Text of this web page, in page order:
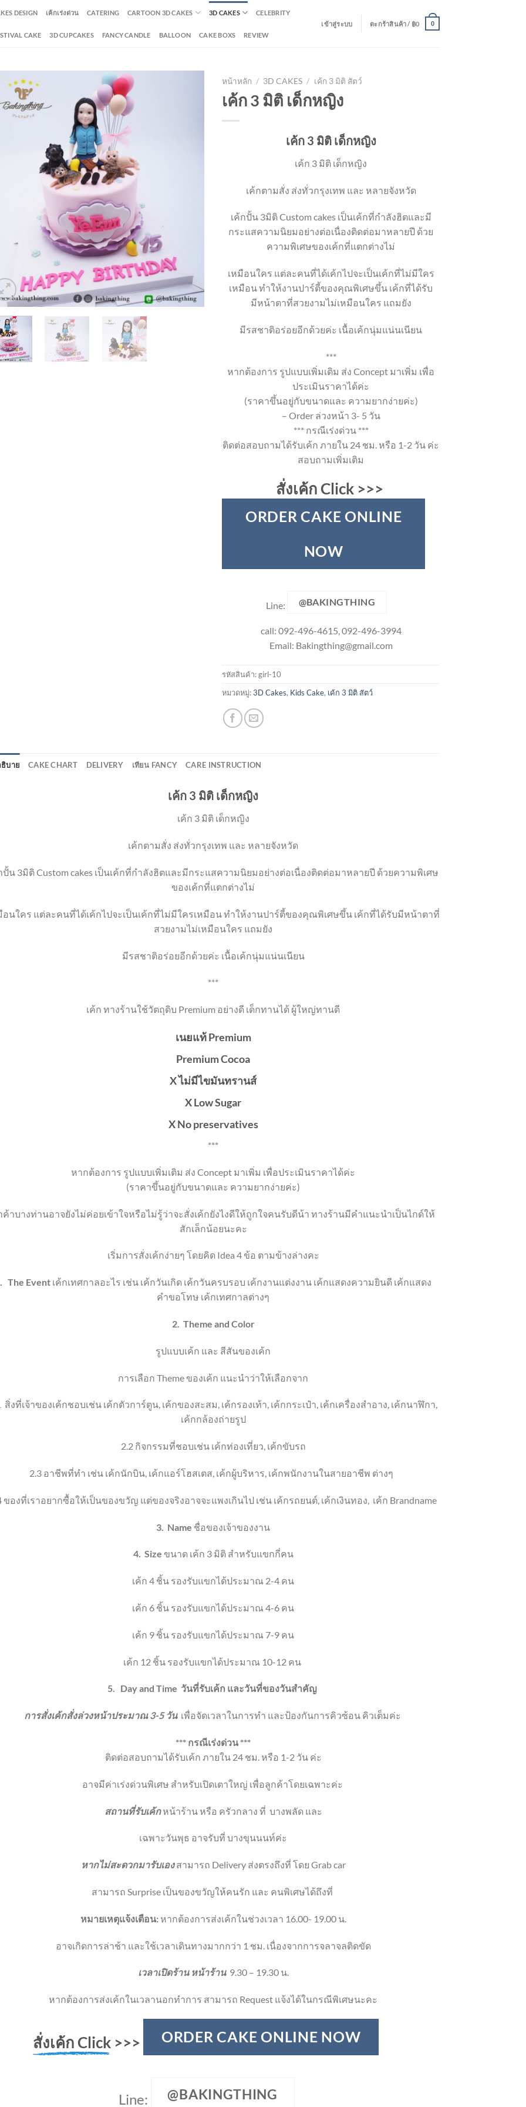
DESIGN เค้กเร่งด่วน CATERING CARTOON 3D CAKES 3D CAKES CELEBRITY
CAKE 3D CUPCAKES FANCY CANDLE BALLOON CAKE BOXS REVIEW
เข้าสู่ระบบ ตะกร้าสินค้า / ฿0 0
หน้าหลัก / 3D CAKES / เค้ก 3 มิติ สัตว์
เค้ก 3 มิติ เด็กหญิง
เค้ก 3 มิติ เด็กหญิง
เค้ก 3 มิติ เด็กหญิง
เค้กตามสั่ง ส่งทั่วกรุงเทพ และ หลายจังหวัด
เค้กปั้น 3มิติ Custom cakes เป็นเค้กที่กำลังฮิตและมี
กระแสความนิยมอย่างต่อเนื่องติดต่อมาหลายปี ด้วย
ความพิเศษของเค้กที่แตกต่างไม่
เหมือนใคร แต่ละคนที่ได้เค้กไปจะเป็นเค้กที่ไม่มีใคร
เหมือน ทำให้งานปาร์ตี้ของคุณพิเศษขึ้น เค้กที่ได้รับ
มีหน้าตาที่สวยงามไม่เหมือนใคร แถมยัง
มีรสชาติอร่อยอีกด้วยค่ะ เนื้อเค้กนุ่มแน่นเนียน
***
หากต้องการ รูปแบบเพิ่มเติม ส่ง Concept มาเพิ่ม เพื่อ
ประเมินราคาได้ค่ะ
(ราคาขึ้นอยู่กับขนาดและ ความยากง่ายค่ะ)
– Order ล่วงหน้า 3- 5 วัน
*** กรณีเร่งด่วน ***
ติดต่อสอบถามได้รับเค้ก ภายใน 24 ชม. หรือ 1-2 วัน ค่ะ
สอบถามเพิ่มเติม
สั่งเค้ก Click >>>
ORDER CAKE ONLINE
NOW
Line: @BAKINGTHING
call: 092-496-4615, 092-496-3994
Email: Bakingthing@gmail.com
รหัสสินค้า:girl-10
หมวดหมู่:3D Cakes, Kids Cake, เค้ก 3 มิติ สัตว์
บาย CAKE CHART DELIVERY เทียน FANCY CARE INSTRUCTION
เค้ก 3 มิติ เด็กหญิง
เค้ก 3 มิติ เด็กหญิง
เค้กตามสั่ง ส่งทั่วกรุงเทพ และ หลายจังหวัด
ปั้น 3มิติ Custom cakes เป็นเค้กที่กำลังฮิตและมีกระแสความนิยมอย่างต่อเนื่องติดต่อมาหลายปี ด้วยความพิเศษ
ของเค้กที่แตกต่างไม่
อนใคร แต่ละคนที่ได้เค้กไปจะเป็นเค้กที่ไม่มีใครเหมือน ทำให้งานปาร์ตี้ของคุณพิเศษขึ้น เค้กที่ได้รับมีหน้าตาที่
สวยงามไม่เหมือนใคร แถมยัง
มีรสชาติอร่อยอีกด้วยค่ะ เนื้อเค้กนุ่มแน่นเนียน
***
เค้ก ทางร้านใช้วัตถุดิบ Premium อย่างดี เด็กทานได้ ผู้ใหญ่ทานดี
เนยแท้ Premium
Premium Cocoa
X ไม่มีไขมันทรานส์
X Low Sugar
X No preservatives
***
หากต้องการ รูปแบบเพิ่มเติม ส่ง Concept มาเพิ่ม เพื่อประเมินราคาได้ค่ะ
(ราคาขึ้นอยู่กับขนาดและ ความยากง่ายค่ะ)
ค้าบางท่านอาจยังไม่ค่อยเข้าใจหรือไม่รู้ว่าจะสั่งเค้กยังไงดีให้ถูกใจคนรับดีน้า ทางร้านมีคำแนะนำเป็นไกด์ให้
สักเล็กน้อยนะคะ
เริ่มการสั่งเค้กง่ายๆ โดยคิด Idea 4 ข้อ ตามข้างล่างคะ
The Event เค้กเทศกาลอะไร เช่น เค้กวันเกิด เค้กวันครบรอบ เค้กงานแต่งงาน เค้กแสดงความยินดี เค้กแสดง
คำขอโทษ เค้กเทศกาลต่างๆ
2. Theme and Color
รูปแบบเค้ก และ สีสันของเค้ก
การเลือกTheme ของเค้ก แนะนำว่าให้เลือกจาก
สิ่งที่เจ้าของเค้กชอบเช่น เค้กตัวการ์ตูน, เค้กของสะสม, เค้กรองเท้า, เค้กกระเป๋า, เค้กเครื่องสำอาง, เค้กนาฬิกา,
เค้กกล้องถ่ายรูป
2.2 กิจกรรมที่ชอบเช่น เค้กท่องเที่ยว, เค้กขับรถ
2.3 อาชีพที่ทำ เช่น เค้กนักบิน, เค้กแอร์โฮสเตส, เค้กผู้บริหาร, เค้กพนักงานในสายอาชีพ ต่างๆ
ของที่เราอยากซื้อให้เป็นของขวัญ แต่ของจริงอาจจะแพงเกินไป เช่น เค้กรถยนต์, เค้กเงินทอง, เค้ก Brandname
3. Name ชื่อของเจ้าของงาน
4. Size ขนาด เค้ก 3 มิติสำหรับแขกกี่คน
เค้ก 4 ชิ้น รองรับแขกได้ประมาณ 2-4 คน
เค้ก 6 ชิ้น รองรับแขกได้ประมาณ 4-6 คน
เค้ก 9 ชิ้น รองรับแขกได้ประมาณ 7-9 คน
เค้ก 12 ชิ้น รองรับแขกได้ประมาณ 10-12 คน
5. Day and Time วันที่รับเค้ก และวันที่ของวันสำคัญ
การสั่งเค้กสั่งล่วงหน้าประมาณ 3-5 วัน เพื่อจัดเวลาในการทำ และป้องกันการคิวซ้อน คิวเต็มค่ะ
*** กรณีเร่งด่วน ***
ติดต่อสอบถามได้รับเค้ก ภายใน 24 ชม. หรือ 1-2 วัน ค่ะ
อาจมีค่าเร่งด่วนพิเศษ สำหรับเปิดเตาใหญ่ เพื่อลูกค้าโดยเฉพาะค่ะ
สถานที่รับเค้กหน้าร้าน หรือ ครัวกลาง ที่ บางพลัด และ
เฉพาะวันพุธ อาจรับที่ บางขุนนนท์ค่ะ
หากไม่สะดวกมารับเองสามารถ Delivery ส่งตรงถึงที่ โดย Grab car
สามารถ Surprise เป็นของขวัญให้คนรัก และ คนพิเศษได้ถึงที่
หมายเหตุแจ้งเตือน:หากต้องการส่งเค้กในช่วงเวลา 16.00- 19.00 น.
อาจเกิดการล่าช้า และใช้เวลาเดินทางมากกว่า 1 ชม. เนื่องจากการจลาจลติดขัด
เวลาเปิดร้าน หน้าร้าน 9.30 – 19.30 น.
หากต้องการส่งเค้กในเวลานอกทำการ สามารถ Request แจ้งได้ในกรณีพิเศษนะคะ
สั่งเค้ก Click >>> ORDER CAKE ONLINE NOW
Line: @BAKINGTHING